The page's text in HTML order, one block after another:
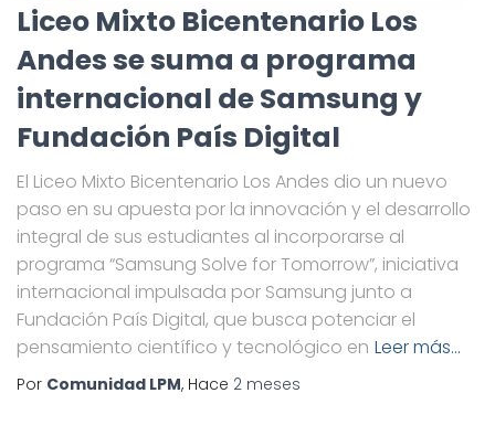
Liceo Mixto Bicentenario Los
Andes se suma a programa
internacional de Samsung y
Fundación País Digital
El Liceo Mixto Bicentenario Los Andes dio un nuevo
paso en su apuesta por la innovación y el desarrollo
integral de sus estudiantes al incorporarse al
programa “Samsung Solve for Tomorrow”, iniciativa
internacional impulsada por Samsung junto a
Fundación País Digital, que busca potenciar el
pensamiento científico y tecnológico en Leer más…
Por Comunidad LPM, Hace 2 meses